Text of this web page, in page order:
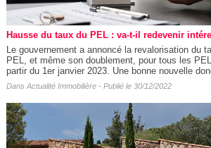
Hausse du taux du PEL : va-t-il redevenir
Le gouvernement a annoncé la revalorisation du
PEL, et même son doublement, pour tous les
partir du 1er janvier 2023. Une bonne nouvelle
Dans Actualité Immobilière- Publié le 30/12/2022